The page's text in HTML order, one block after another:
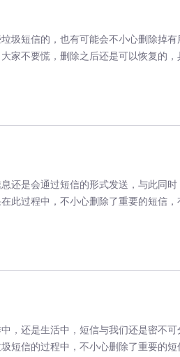
圾短信的，也有可能会不小心删除掉有
家不要慌，删除之后还是可以恢复的，
还是会通过短信的形式发送，与此同时
此过程中，不小心删除了重要的短信，
，还是生活中，短信与我们还是密不可
短信的过程中，不小心删除了重要的短